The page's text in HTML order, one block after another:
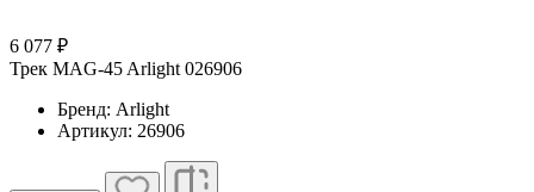
6 077 ₽
Трек MAG-45 Arlight 026906
Бренд: Arlight
Артикул: 26906